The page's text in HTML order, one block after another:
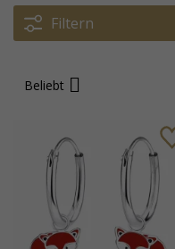
Filtern
Beliebt